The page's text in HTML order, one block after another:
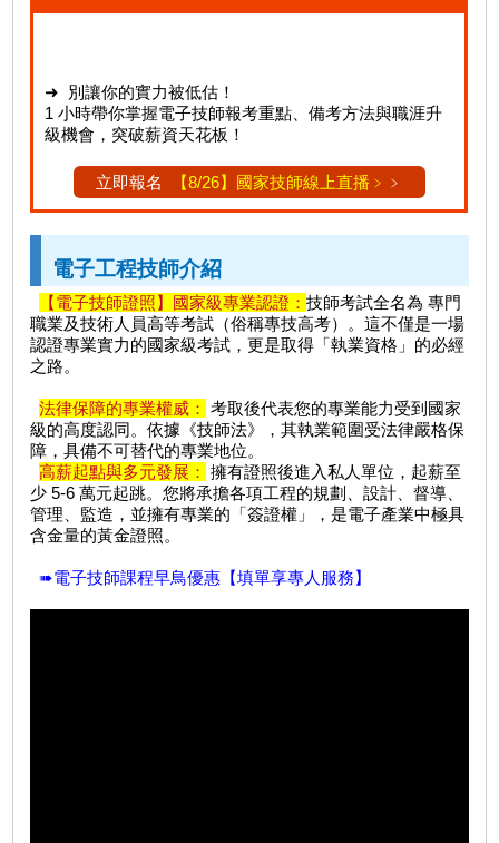
➜ 別讓你的實力被低估！
1 小時帶你掌握電子技師報考重點、備考方法與職涯升
級機會，突破薪資天花板！
立即報名 【8/26】國家技師線上直播﹥ ﹥
電子工程技師介紹
【電子技師證照】國家級專業認證：技師考試全名為 專門
職業及技術人員高等考試（俗稱專技高考）。這不僅是一場
認證專業實力的國家級考試，更是取得「執業資格」的必經
之路。
法律保障的專業權威： 考取後代表您的專業能力受到國家
級的高度認同。依據《技師法》，其執業範圍受法律嚴格保
障，具備不可替代的專業地位。
高薪起點與多元發展： 擁有證照後進入私人單位，起薪至
少 5-6 萬元起跳。您將承擔各項工程的規劃、設計、督導、
管理、監造，並擁有專業的「簽證權」，是電子產業中極具
含金量的黃金證照。
➠電子技師課程早鳥優惠【填單享專人服務】